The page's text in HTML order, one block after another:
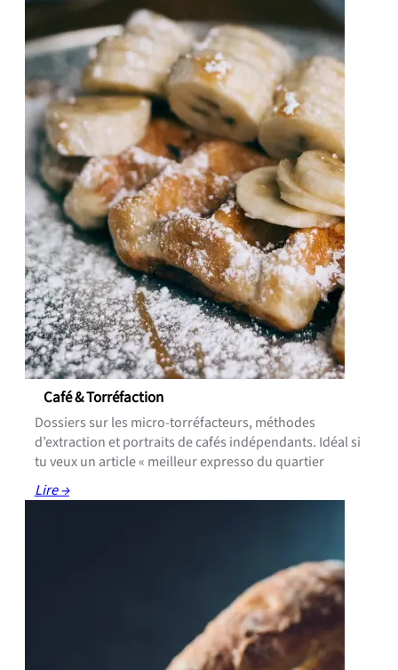
Café & Torréfaction
Dossiers sur les micro-torréfacteurs, méthodes
d’extraction et portraits de cafés indépendants. Idéal si
tu veux un article « meilleur expresso du quartier
Lire →